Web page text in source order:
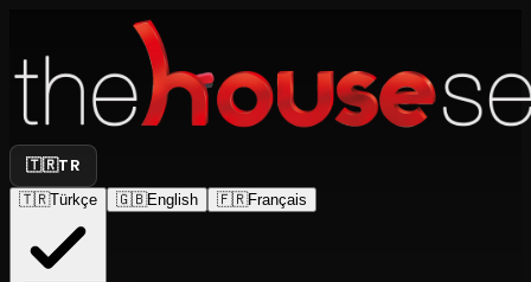
🇹🇷TR
🇹🇷Türkçe 🇬🇧English 🇫🇷Français